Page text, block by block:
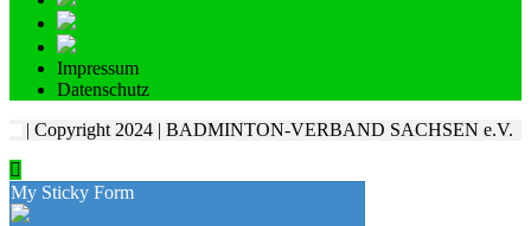
Impressum
Datenschutz
| Copyright 2024 | BADMINTON-VERBAND SACHSEN e.V.
My Sticky Form